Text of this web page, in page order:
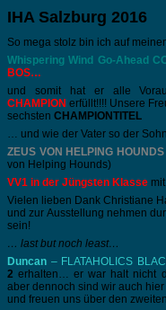
IHA Salzburg 2016
So mega stolz bin ich auf
Whispering Wind Go-Ahead
BOS…
und somit hat er alle
CHAMPION erfüllt!!!! Unsere
sechsten CHAMPIONTITEL
… und wie der Vater so der
ZEUS VON HELPING HOUNDS
von Helping Hounds)
VV1 in der Jüngsten Klasse
Vielen lieben Dank Christiane
und zur Ausstellung nehmen
sein!
… last but noch least…
Duncan – FLATAHOLICS
2 erhalten… er war halt nicht
aber dennoch sind wir auch
und freuen uns über den